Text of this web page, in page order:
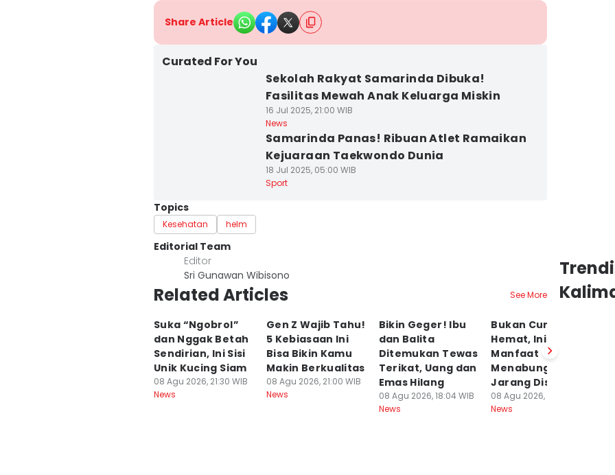
Share Article
Curated For You
Sekolah Rakyat Samarinda Dibuka!
Fasilitas Mewah Anak Keluarga Miskin
16 Jul 2025, 21:00 WIB
News
Samarinda Panas! Ribuan Atlet Ramaikan
Kejuaraan Taekwondo Dunia
18 Jul 2025, 05:00 WIB
Sport
Topics
Kesehatan helm
Editorial Team
Editor
Sri Gunawan Wibisono
Related Articles See More
Suka “Ngobrol”
dan Nggak Betah
Sendirian, Ini Sisi
Unik Kucing Siam
08 Agu 2026, 21:30 WIB
News
Gen Z Wajib Tahu!
5 Kebiasaan Ini
Bisa Bikin Kamu
Makin Berkualitas
08 Agu 2026, 21:00 WIB
News
Bikin Geger! Ibu
dan Balita
Ditemukan Tewas
Terikat, Uang dan
Emas Hilang
08 Agu 2026, 18:04 WIB
News
Bukan Cuma soal
Hemat, Ini 10
Manfaat
Menabung yang
Jarang Disadari
08 Agu 2026, 17:00 WIB
News